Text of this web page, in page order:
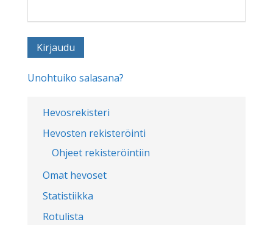
Hevosrekisteri
Hevosten rekisteröinti
Ohjeet rekisteröintiin
Omat hevoset
Statistiikka
Rotulista
Unohtuiko salasana?